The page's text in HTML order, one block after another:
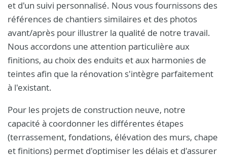
et d'un suivi personnalisé. Nous vous fournissons des
références de chantiers similaires et des photos
avant/après pour illustrer la qualité de notre travail.
Nous accordons une attention particulière aux
finitions, au choix des enduits et aux harmonies de
teintes afin que la rénovation s'intègre parfaitement
à l'existant.
Pour les projets de construction neuve, notre
capacité à coordonner les différentes étapes
(terrassement, fondations, élévation des murs, chape
et finitions) permet d'optimiser les délais et d'assurer